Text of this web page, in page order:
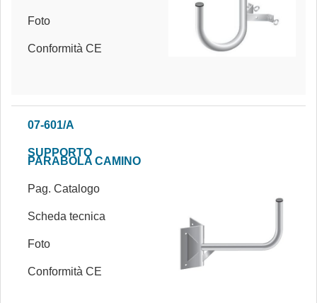
Foto
Conformità CE
07-601/A
SUPPORTO
PARABOLA CAMINO
Pag. Catalogo
Scheda tecnica
Foto
Conformità CE